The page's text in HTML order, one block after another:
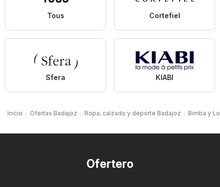
Tous Cortefiel
Sfera KIABI
Inicio Ofertas Badajoz Ropa, calzado y deporte Badajoz Bimba y
Ofertero